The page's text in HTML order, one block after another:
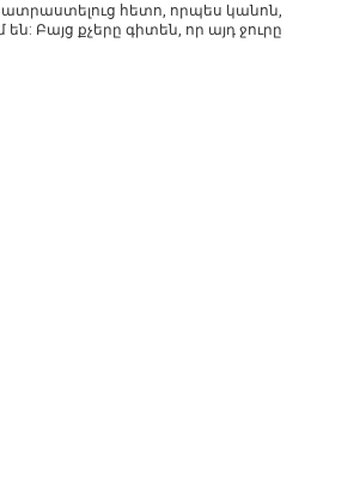
հետո, որպես կանոն,
են: Բայց քչերը գիտեն, որ այդ ջուրը